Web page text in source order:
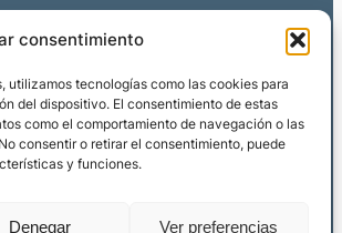
consentimiento
utilizamos tecnologías como las cookies para
del dispositivo. El consentimiento de estas
como el comportamiento de navegación o las
consentir o retirar el consentimiento, puede
y funciones.
Denegar Ver preferencias
de venta
Facebook X Instagram